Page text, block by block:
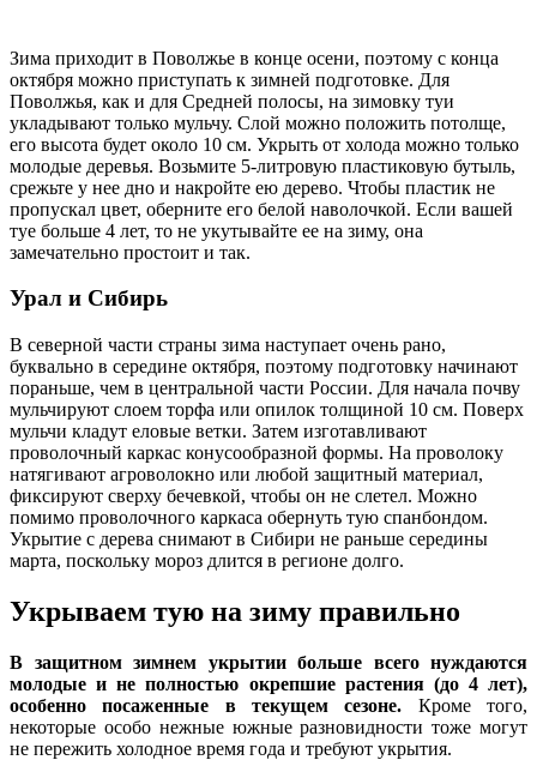
Зима приходит в Поволжье в конце осени, поэтому с конца
октября можно приступать к зимней подготовке. Для
Поволжья, как и для Средней полосы, на зимовку туи
укладывают только мульчу. Слой можно положить потолще,
его высота будет около 10 см. Укрыть от холода можно только
молодые деревья. Возьмите 5-литровую пластиковую бутыль,
срежьте у нее дно и накройте ею дерево. Чтобы пластик не
пропускал цвет, оберните его белой наволочкой. Если вашей
туе больше 4 лет, то не укутывайте ее на зиму, она
замечательно простоит и так.
Урал и Сибирь
В северной части страны зима наступает очень рано,
буквально в середине октября, поэтому подготовку начинают
пораньше, чем в центральной части России. Для начала почву
мульчируют слоем торфа или опилок толщиной 10 см. Поверх
мульчи кладут еловые ветки. Затем изготавливают
проволочный каркас конусообразной формы. На проволоку
натягивают агроволокно или любой защитный материал,
фиксируют сверху бечевкой, чтобы он не слетел. Можно
помимо проволочного каркаса обернуть тую спанбондом.
Укрытие с дерева снимают в Сибири не раньше середины
марта, поскольку мороз длится в регионе долго.
Укрываем тую на зиму правильно
В защитном зимнем укрытии больше всего нуждаются
молодые и не полностью окрепшие растения (до 4 лет),
особенно посаженные в текущем сезоне. Кроме того,
некоторые особо нежные южные разновидности тоже могут
не пережить холодное время года и требуют укрытия.